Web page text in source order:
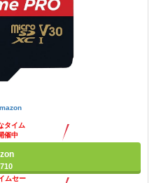
タイム
催中
ムセー